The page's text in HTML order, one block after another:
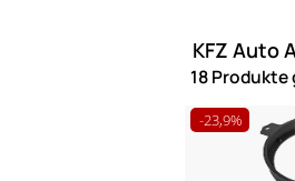
KFZ Auto
18
-23,9%